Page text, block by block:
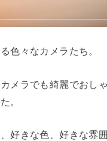
色々なカメラたち。
メラでも綺麗でおし
。
好きな色、好きな雰